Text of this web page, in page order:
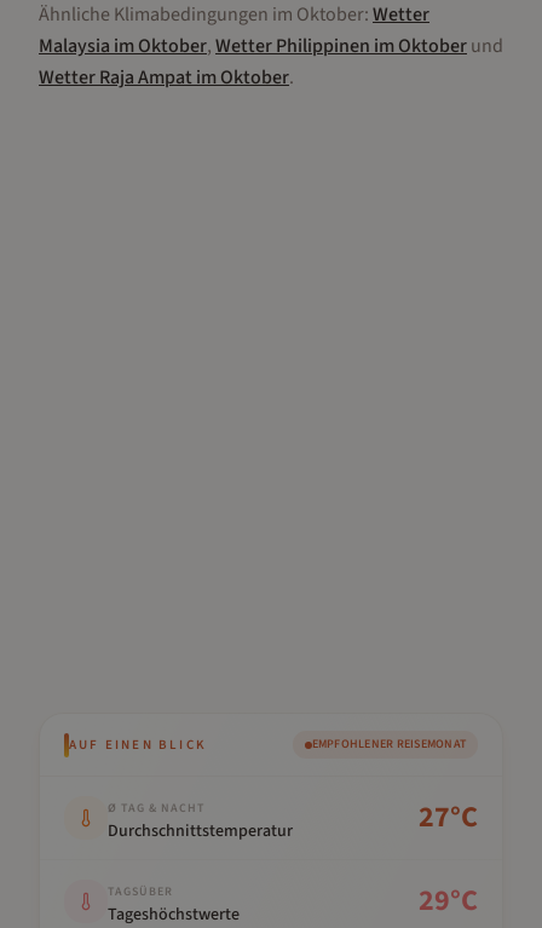
Ähnliche Klimabedingungen im Oktober:Wetter
Malaysia imOktober,WetterPhilippinen imOktoberund
WetterRaja AmpatimOktober.
AUF EINEN BLICK EMPFOHLENER REISEMONAT
Ø TAG & NACHT
Durchschnittstemperatur 27°C
TAGSÜBER
Tageshöchstwerte 29°C